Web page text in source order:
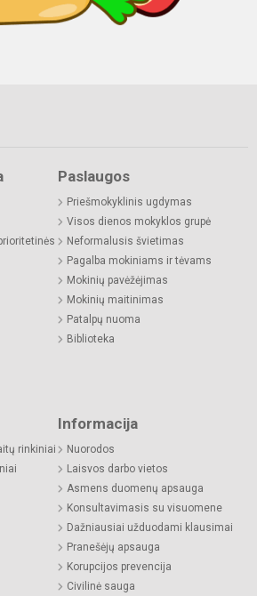
Paslaugos
Priešmokyklinis ugdymas
Visos dienos mokyklos grupė
Neformalusis švietimas
Pagalba mokiniams ir tėvams
Mokinių pavėžėjimas
Mokinių maitinimas
Patalpų nuoma
Biblioteka
rinkiniai
Informacija
Nuorodos
Laisvos darbo vietos
Asmens duomenų apsauga
Konsultavimasis su visuomene
Dažniausiai užduodami klausimai
Pranešėjų apsauga
Korupcijos prevencija
Civilinė sauga